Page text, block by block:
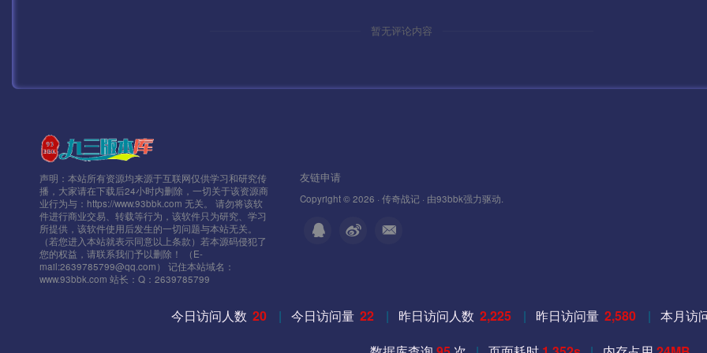
暂无评论内容
声明：本站所有资源均来源于互联网仅供学习和研究传
播，大家请在下载后24小时内删除，一切关于该资源商
业行为与：https://www.93bbk.com 无关。 请勿将该软
件进行商业交易、转载等行为，该软件只为研究、学习
所提供，该软件使用后发生的一切问题与本站无关。
（若您进入本站就表示同意以上条款）若本源码侵犯了
您的权益，请联系我们予以删除！ （E-
mail:2639785799@qq.com） 记住本站域名：
www.93bbk.com 站长：Q：2639785799
友链申请
Copyright © 2026 · 传奇战记 · 由93bbk强力驱动.
今日访问人数 20 | 今日访问量 22 | 昨日访问人数 2,225 | 昨日访问量 2,580 | 本月访